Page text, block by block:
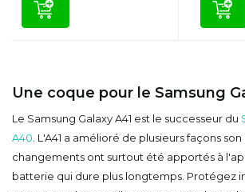
Une coque pour le Samsung
Le Samsung Galaxy A41 est le successeur du
A40 . L'A41 a amélioré de plusieurs façons
changements ont surtout été apportés à
batterie qui dure plus longtemps. Protégez